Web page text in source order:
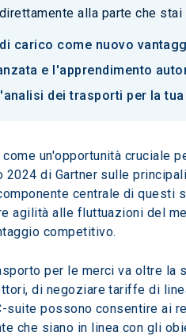
alla parte che stai
carico come nuovo
e l'apprendimento
dei trasporti per la tua
un'opportunità cruciale
di Gartner sulle
centrale di questi
agilità alle fluttuazioni del
competitivo.
per le merci va oltre
di negoziare tariffe di
suite possono consentire ai
che siano in linea con gli